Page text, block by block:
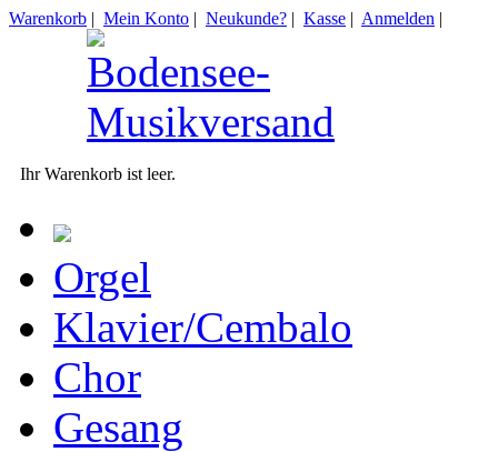
Warenkorb | Mein Konto | Neukunde? | Kasse | Anmelden |
Ihr Warenkorb ist leer.
Orgel
Klavier/Cembalo
Chor
Gesang